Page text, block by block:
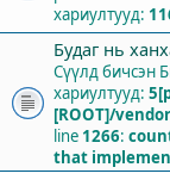
хариултууд:
Будаг нь
Сүүлд бичсэн
хариултууд: 5
[ROOT]/
line 1266:
that